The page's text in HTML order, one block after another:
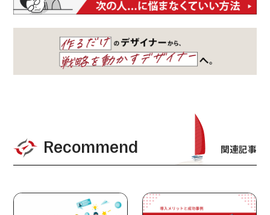
Recommend 関連記事